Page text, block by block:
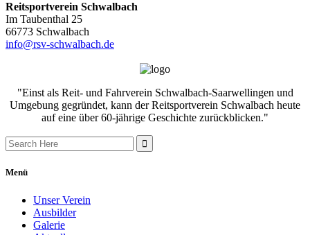
Reitsportverein Schwalbach
Im Taubenthal 25
66773 Schwalbach
info@rsv-schwalbach.de
"Einst als Reit- und Fahrverein Schwalbach-Saarwellingen und
Umgebung gegründet, kann der Reitsportverein Schwalbach heute
auf eine über 60-jährige Geschichte zurückblicken."
Search
for:
Menü
Unser Verein
Ausbilder
Galerie